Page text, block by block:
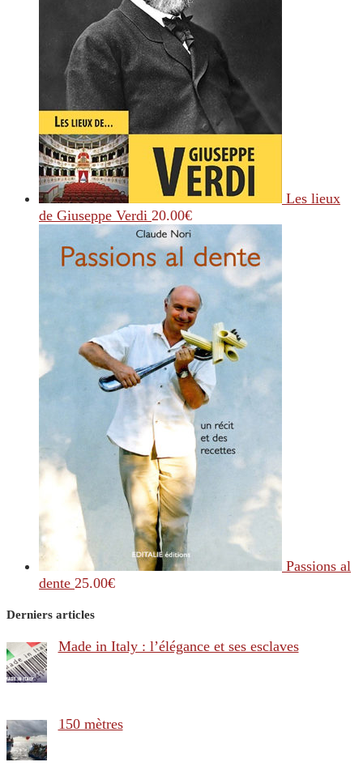
Les lieux
de Giuseppe Verdi 20.00€
Passions al
dente 25.00€
Derniers articles
Made in Italy : l’élégance et ses esclaves
150 mètres